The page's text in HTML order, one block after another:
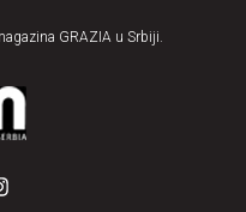
GRAZIA u Srbiji.